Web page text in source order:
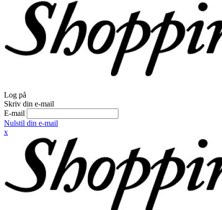
Log på
Skriv din e-mail
E-mail
Nulstil din e-mail
x